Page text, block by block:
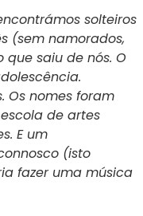
solteiros
(sem namorados,
saiu de nós. O
Os nomes foram
de artes
E um
(isto
fazer uma música